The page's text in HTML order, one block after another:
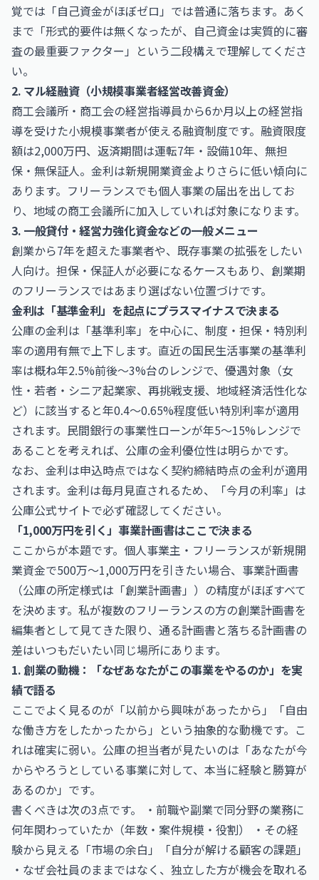
覚では「自己資金がほぼゼロ」では普通に落ちます。あく
まで「形式的要件は無くなったが、自己資金は実質的に審
査の最重要ファクター」という二段構えで理解してくださ
い。
2. マル経融資（小規模事業者経営改善資金）
商工会議所・商工会の経営指導員から6か月以上の経営指
導を受けた小規模事業者が使える融資制度です。融資限度
額は2,000万円、返済期間は運転7年・設備10年、無担
保・無保証人。金利は新規開業資金よりさらに低い傾向に
あります。フリーランスでも個人事業の届出を出してお
り、地域の商工会議所に加入していれば対象になります。
3. 一般貸付・経営力強化資金などの一般メニュー
創業から7年を超えた事業者や、既存事業の拡張をしたい
人向け。担保・保証人が必要になるケースもあり、創業期
のフリーランスではあまり選ばない位置づけです。
金利は「基準金利」を起点にプラスマイナスで決まる
公庫の金利は「基準利率」を中心に、制度・担保・特別利
率の適用有無で上下します。直近の国民生活事業の基準利
率は概ね年2.5%前後〜3%台のレンジで、優遇対象（女
性・若者・シニア起業家、再挑戦支援、地域経済活性化な
ど）に該当すると年0.4〜0.65%程度低い特別利率が適用
されます。民間銀行の事業性ローンが年5〜15%レンジで
あることを考えれば、公庫の金利優位性は明らかです。
なお、金利は申込時点ではなく契約締結時点の金利が適用
されます。金利は毎月見直されるため、「今月の利率」は
公庫公式サイトで必ず確認してください。
「1,000万円を引く」事業計画書はここで決まる
ここからが本題です。個人事業主・フリーランスが新規開
業資金で500万〜1,000万円を引きたい場合、事業計画書
（公庫の所定様式は「創業計画書」）の精度がほぼすべて
を決めます。私が複数のフリーランスの方の創業計画書を
編集者として見てきた限り、通る計画書と落ちる計画書の
差はいつもだいたい同じ場所にあります。
1. 創業の動機：「なぜあなたがこの事業をやるのか」を実
績で語る
ここでよく見るのが「以前から興味があったから」「自由
な働き方をしたかったから」という抽象的な動機です。こ
れは確実に弱い。公庫の担当者が見たいのは「あなたが今
からやろうとしている事業に対して、本当に経験と勝算が
あるのか」です。
書くべきは次の3点です。 ・前職や副業で同分野の業務に
何年関わっていたか（年数・案件規模・役割） ・その経
験から見える「市場の余白」「自分が解ける顧客の課題」
・なぜ会社員のままではなく、独立した方が機会を取れる